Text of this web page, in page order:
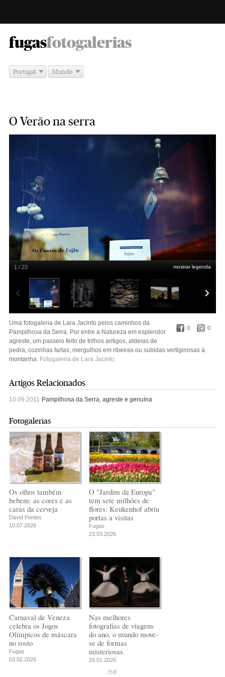
fugas -
fotogalerias
Portugal Mundo
O Verão na serra
mostrar legenda
1 / 23
0 0
Uma fotogaleria de Lara Jacinto pelos caminhos da
Pampilhosa da Serra. Por entre a Natureza em esplendor
agreste, um passeio feito de trilhos antigos, aldeias de
pedra, cozinhas fartas, mergulhos em ribeiras ou subidas vertiginosas à
montanha. Fotogaleria de Lara Jacinto
Artigos Relacionados
10.09.2011 Pampilhosa da Serra, agreste e genuína
Fotogalerias
Os olhos também
bebem: as cores e as
caras da cerveja
David Pontes
10.07.2026
O "Jardim da Europa"
tem sete milhões de
flores: Keukenhof abriu
portas a visitas
Fugas
23.03.2026
Carnaval de Veneza
celebra os Jogos
Olímpicos de máscara
no rosto
Fugas
03.02.2026
Nas melhores
fotografias de viagens
do ano, o mundo move-
se de formas
misteriosas
26.01.2026
PUB